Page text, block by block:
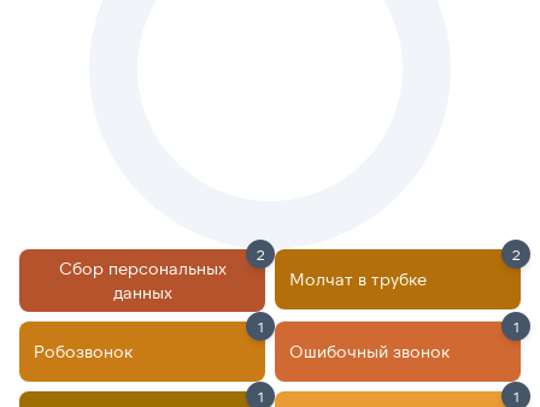
Сбор персональных
данных
2
Молчат в трубке
2
Робозвонок
1
Ошибочный звонок
1
1 1